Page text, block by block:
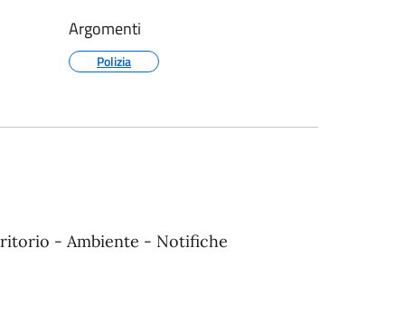
Argomenti
Polizia
- Ambiente - Notifiche